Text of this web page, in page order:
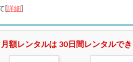
[ 詳細
月額レンタルは 30日間レンタルで